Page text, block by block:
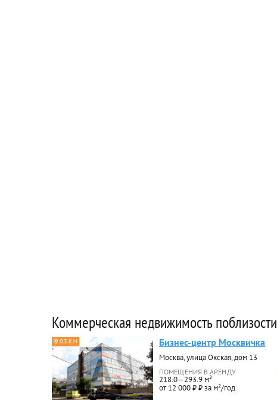
Коммерческая недвижимость поблизости
0.3 КМ Бизнес-центр Москвичка
Москва, улица Окская, дом 13
ПОМЕЩЕНИЯ В АРЕНДУ
218.0—293.9 м²
от 12 000 ₽ ₽ за м²/год